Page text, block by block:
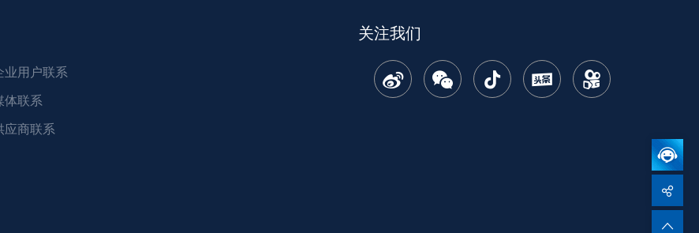
业用户联系
体联系
应商联系
关注我们